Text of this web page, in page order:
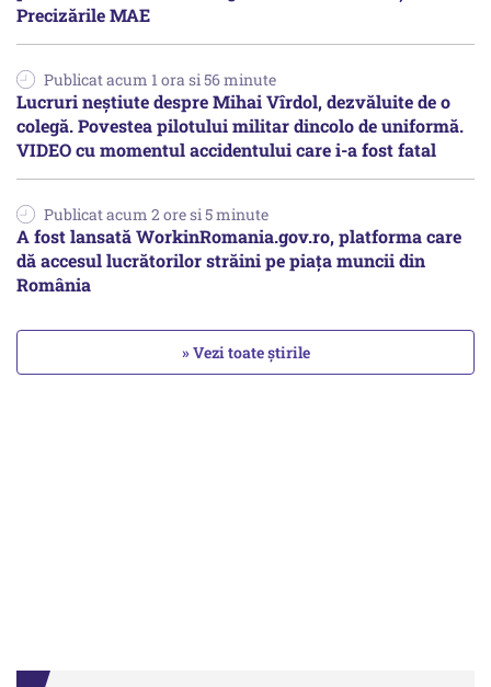
Precizările MAE
Publicat acum 1 ora si 56 minute
Lucruri neștiute despre Mihai Vîrdol, dezvăluite de o
colegă. Povestea pilotului militar dincolo de uniformă.
VIDEO cu momentul accidentului care i-a fost fatal
Publicat acum 2 ore si 5 minute
A fost lansată WorkinRomania.gov.ro, platforma care
dă accesul lucrătorilor străini pe piața muncii din
România
» Vezi toate știrile